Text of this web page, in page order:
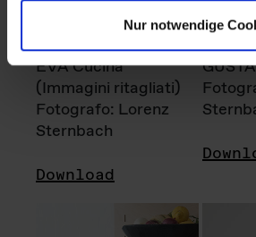
Nur notwendige
EVA Cucina
(Immagini ritagliati)
Fotografo: Lorenz
Sternbach
Download